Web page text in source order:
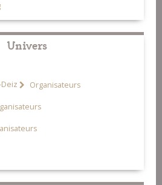
Univers
Organisateurs